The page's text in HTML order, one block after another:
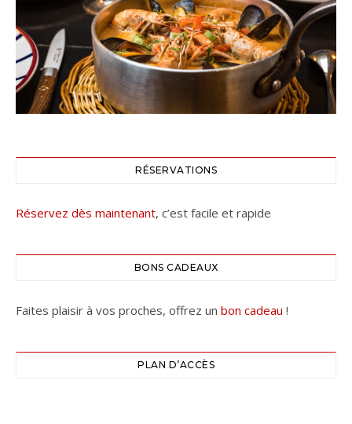
RÉSERVATIONS
Réservez dès maintenant, c’est facile et rapide
BONS CADEAUX
Faites plaisir à vos proches, offrez un bon cadeau !
PLAN D’ACCÈS